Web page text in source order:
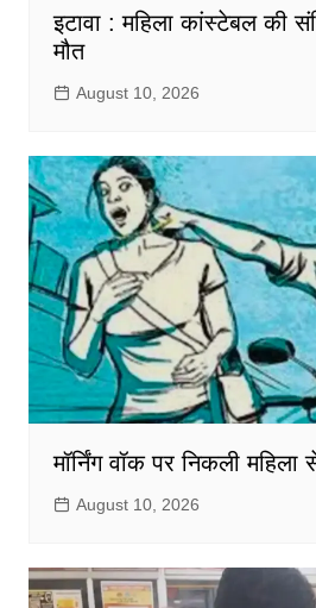
इटावा : महिला कांस्टेबल की
मौत
August 10, 2026
मॉर्निंग वॉक पर निकली
August 10, 2026